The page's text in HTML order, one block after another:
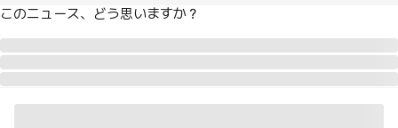
このニュース、どう思いますか？